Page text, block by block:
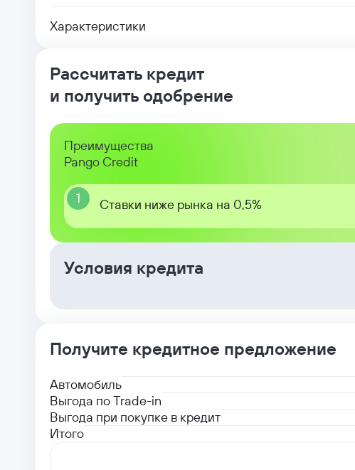
Характеристики
Рассчитать кредит
и получить одобрение
Преимущества
Pango Credit
1 Ставки ниже рынка на 0,5%
Условия кредита
Получите кредитное предложение
Автомобиль
Выгода по Trade-in
Выгода при покупке в кредит
Итого